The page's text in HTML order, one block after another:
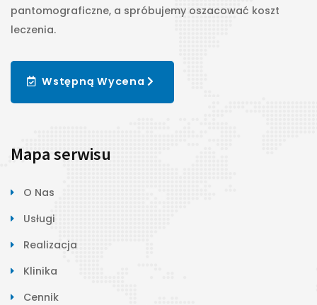
pantomograficzne, a spróbujemy oszacować koszt
leczenia.
Wstępną Wycena
Mapa serwisu
O Nas
Usługi
Realizacja
Klinika
Cennik